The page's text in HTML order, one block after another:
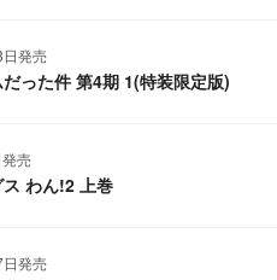
発売
った件 第4期 1(特装限定版)
売
わん!2 上巻
発売